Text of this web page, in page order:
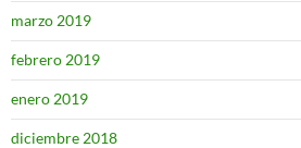
marzo 2019
febrero 2019
enero 2019
diciembre 2018